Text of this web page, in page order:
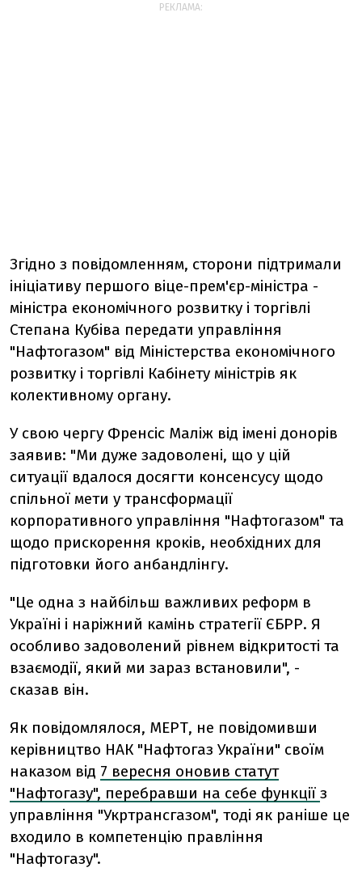
РЕКЛАМА:
Згідно з повідомленням, сторони підтримали
ініціативу першого віце-прем'єр-міністра -
міністра економічного розвитку і торгівлі
Степана Кубіва передати управління
"Нафтогазом" від Міністерства економічного
розвитку і торгівлі Кабінету міністрів як
колективному органу.
У свою чергу Френсіс Маліж від імені донорів
заявив: "Ми дуже задоволені, що у цій
ситуації вдалося досягти консенсусу щодо
спільної мети у трансформації
корпоративного управління "Нафтогазом" та
щодо прискорення кроків, необхідних для
підготовки його анбандлінгу.
"Це одна з найбільш важливих реформ в
Україні і наріжний камінь стратегії ЄБРР. Я
особливо задоволений рівнем відкритості та
взаємодії, який ми зараз встановили", -
сказав він.
Як повідомлялося, МЕРТ, не повідомивши
керівництво НАК "Нафтогаз України" своїм
наказом від 7 вересня оновив статут
"Нафтогазу", перебравши на себе функції з
управління "Укртрансгазом", тоді як раніше це
входило в компетенцію правління
"Нафтогазу".